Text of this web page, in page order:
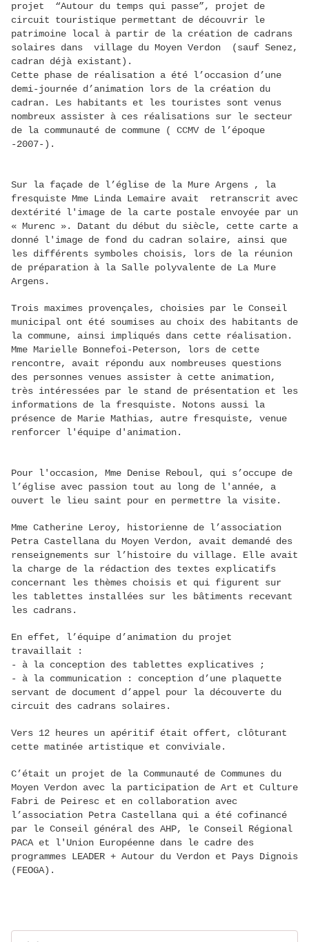
projet “Autour du temps qui passe”, projet de
circuit touristique permettant de découvrir le
patrimoine local à partir de la création de cadrans
solaires dans village du Moyen Verdon (sauf Senez,
cadran déjà existant).
Cette phase de réalisation a été l’occasion d’une
demi-journée d’animation lors de la création du
cadran. Les habitants et les touristes sont venus
nombreux assister à ces réalisations sur le secteur
de la communauté de commune ( CCMV de l’époque
-2007-).
Sur la façade de l’église de la Mure Argens , la
fresquiste Mme Linda Lemaire avait retranscrit avec
dextérité l'image de la carte postale envoyée par un
« Murenc ». Datant du début du siècle, cette carte a
donné l'image de fond du cadran solaire, ainsi que
les différents symboles choisis, lors de la réunion
de préparation à la Salle polyvalente de La Mure
Argens.
Trois maximes provençales, choisies par le Conseil
municipal ont été soumises au choix des habitants de
la commune, ainsi impliqués dans cette réalisation.
Mme Marielle Bonnefoi-Peterson, lors de cette
rencontre, avait répondu aux nombreuses questions
des personnes venues assister à cette animation,
très intéressées par le stand de présentation et les
informations de la fresquiste. Notons aussi la
présence de Marie Mathias, autre fresquiste, venue
renforcer l'équipe d'animation.
Pour l'occasion, Mme Denise Reboul, qui s’occupe de
l’église avec passion tout au long de l'année, a
ouvert le lieu saint pour en permettre la visite.
Mme Catherine Leroy, historienne de l’association
Petra Castellana du Moyen Verdon, avait demandé des
renseignements sur l’histoire du village. Elle avait
la charge de la rédaction des textes explicatifs
concernant les thèmes choisis et qui figurent sur
les tablettes installées sur les bâtiments recevant
les cadrans.
En effet, l’équipe d’animation du projet
travaillait :
- à la conception des tablettes explicatives ;
- à la communication : conception d’une plaquette
servant de document d’appel pour la découverte du
circuit des cadrans solaires.
Vers 12 heures un apéritif était offert, clôturant
cette matinée artistique et conviviale.
C’était un projet de la Communauté de Communes du
Moyen Verdon avec la participation de Art et Culture
Fabri de Peiresc et en collaboration avec
l’association Petra Castellana qui a été cofinancé
par le Conseil général des AHP, le Conseil Régional
PACA et l'Union Européenne dans le cadre des
programmes LEADER + Autour du Verdon et Pays Dignois
(FEOGA).